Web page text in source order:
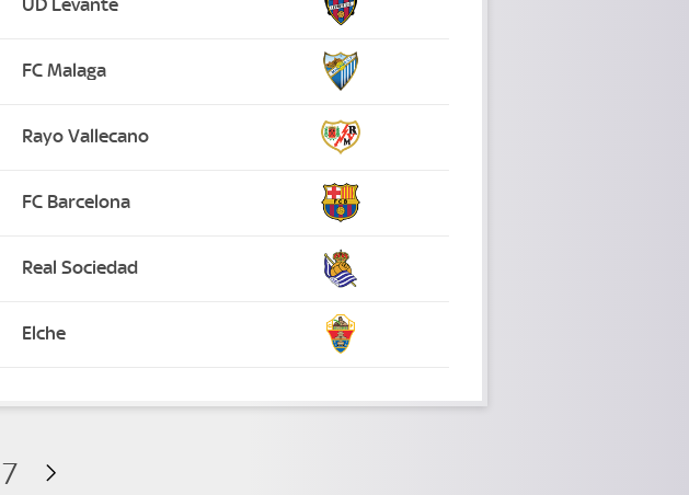
UD Levante
FC Malaga
Rayo Vallecano
FC Barcelona
Real Sociedad
Elche